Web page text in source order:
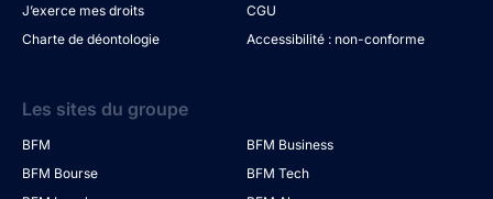
J’exerce mes droits
CGU
Charte de déontologie
Accessibilité : non-conforme
Les sites du groupe
BFM
BFM Business
BFM Bourse
BFM Tech